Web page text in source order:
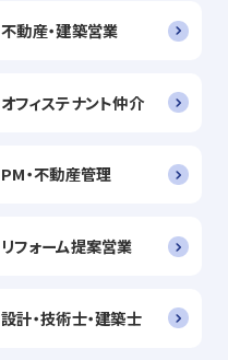
不動産・建築営業
オフィステナント仲介
PM・不動産管理
リフォーム提案営業
設計・技術士・建築士